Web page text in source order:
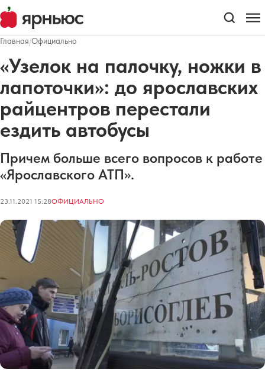
Главная/Официально
«Узелок на палочку, ножки в
лапоточки»: до ярославских
райцентров перестали
ездить автобусы
Причем больше всего вопросов к работе
«Ярославского АТП».
23.11.2021 15:28ОФИЦИАЛЬНО